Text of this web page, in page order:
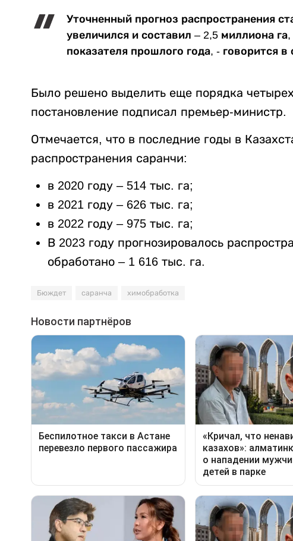
Уточненный прогноз распространения
увеличился и составил – 2,5 миллиона
показателя прошлого года, - говорится
Было решено выделить еще порядка
постановление подписал премьер-министр.
Отмечается, что в последние годы в
распространения саранчи:
в 2020 году – 514 тыс. га;
в 2021 году – 626 тыс. га;
в 2022 году – 975 тыс. га;
В 2023 году прогнозировалось
обработано – 1 616 тыс. га.
Бюждет саранча химобработка